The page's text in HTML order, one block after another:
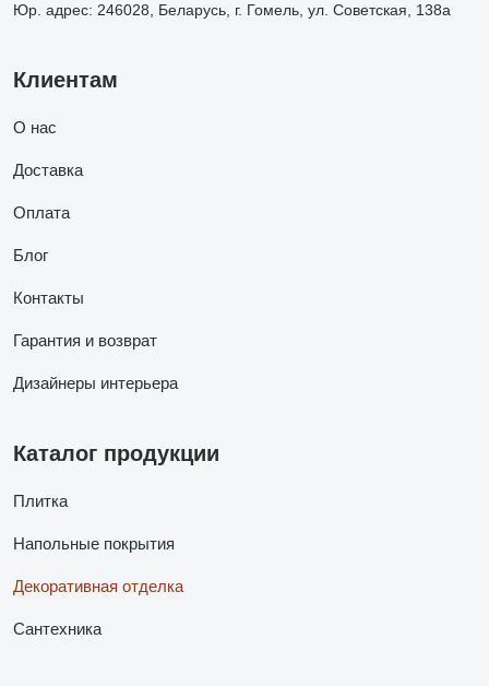
Юр. адрес: 246028, Беларусь, г. Гомель, ул. Советская, 138а
Клиентам
О нас
Доставка
Оплата
Блог
Контакты
Гарантия и возврат
Дизайнеры интерьера
Каталог продукции
Плитка
Напольные покрытия
Декоративная отделка
Сантехника